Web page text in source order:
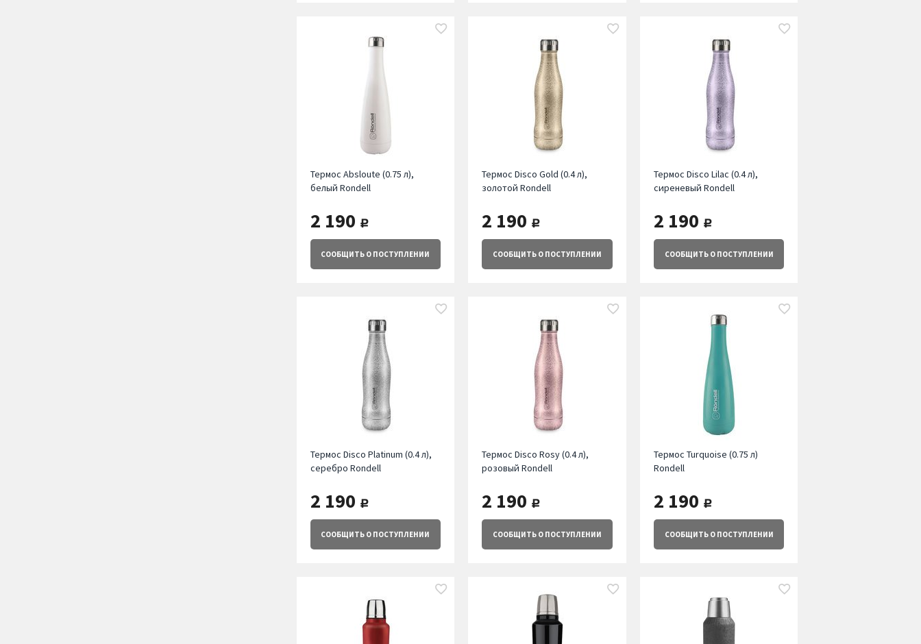
Термос Absloute (0.75 л),
белый Rondell
2 190 руб.
СООБЩИТЬ О ПОСТУПЛЕНИИ
Термос Disco Gold (0.4 л),
золотой Rondell
2 190 руб.
СООБЩИТЬО ПОСТУПЛЕНИИ
Термос Disco Lilac (0.4 л),
сиреневый Rondell
2 190 руб.
СООБЩИТЬО ПОСТУПЛЕНИИ
Термос Disco Platinum (0.4 л),
серебро Rondell
2 190 руб.
СООБЩИТЬ О ПОСТУПЛЕНИИ
Термос Disco Rosy (0.4 л),
розовый Rondell
2 190 руб.
СООБЩИТЬО ПОСТУПЛЕНИИ
Термос Turquoise (0.75 л)
Rondell
2 190 руб.
СООБЩИТЬО ПОСТУПЛЕНИИ